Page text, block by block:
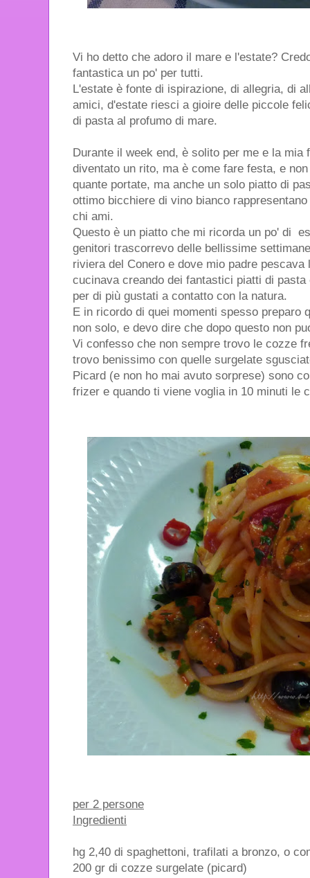
Vi ho detto che adoro il mare e l'estate?
fantastica un po' per tutti.
L'estate è fonte di ispirazione, di allegria, di
amici, d'estate riesci a gioire delle piccole
di pasta al profumo di mare.
Durante il week end, è solito per me e la mia
diventato un rito, ma è come fare festa, e
quante portate, ma anche un solo piatto di
ottimo bicchiere di vino bianco
chi ami.
Questo è un piatto che mi ricorda un po' di
genitori trascorrevo delle bellissime
riviera del Conero e dove mio padre pescava
cucinava creando dei fantastici piatti di
per di più gustati a contatto con la natura.
E in ricordo di quei momenti spesso preparo
non solo, e devo dire che dopo questo non
Vi confesso che non sempre trovo le cozze
trovo benissimo con quelle surgelate
Picard (e non ho mai avuto sorprese) sono
frizer e quando ti viene voglia in 10 minuti le
per 2 persone
Ingredienti
hg 2,40 di spaghettoni, trafilati a bronzo, o
200 gr di cozze surgelate (picard)